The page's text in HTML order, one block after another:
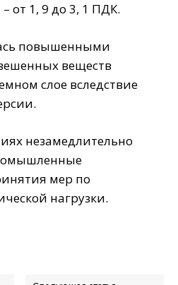
от 1, 9 до 3, 1 ПДК.
повышенными
веществ
слое вследствие
незамедлительно
мер по
нагрузки.